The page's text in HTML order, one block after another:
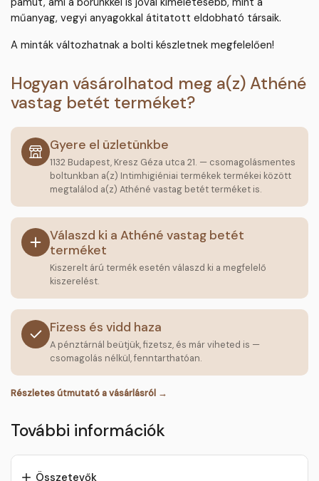
műanyag, vegyi anyagokkal átitatott eldobható társaik.
A minták változhatnak a bolti készletnek megfelelően!
Hogyan vásárolhatod meg a(z) Athéné
vastag betét terméket?
Gyere el üzletünkbe
1132 Budapest, Kresz Géza utca 21. — csomagolásmentes
boltunkban a(z) Intimhigiéniai termékek termékei között
megtalálod a(z) Athéné vastag betét terméket is.
Válaszd ki a Athéné vastag betét
terméket
Kiszerelt árú termék esetén válaszd ki a megfelelő
kiszerelést.
Fizess és vidd haza
A pénztárnál beütjük, fizetsz, és már viheted is —
csomagolás nélkül, fenntarthatóan.
Részletes útmutató a vásárlásról →
További információk
Összetevők